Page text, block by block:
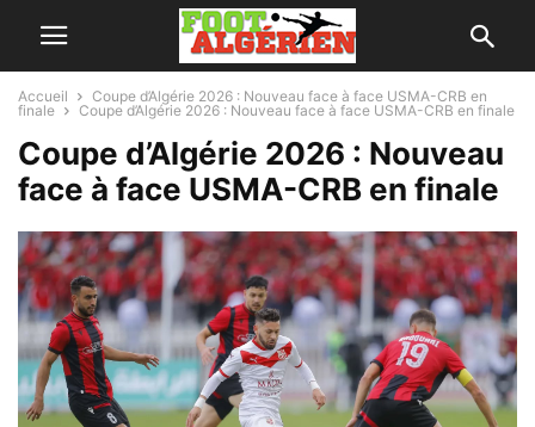
Accueil
Coupe d’Algérie 2026 : Nouveau face à face USMA-CRB en
finale
Coupe d’Algérie 2026 : Nouveau face à face USMA-CRB en finale
Coupe d’Algérie 2026 : Nouveau
face à face USMA-CRB en finale